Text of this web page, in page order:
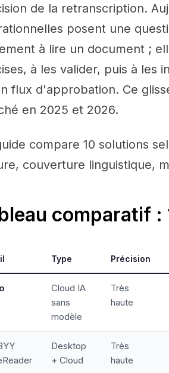
de la retranscription.
posent une
à lire un document ;
à les valider, puis à les
flux d'approbation. Ce
en 2025 et 2026.
compare 10 solutions
couverture linguistique,
comparatif :
Type Précision
Cloud IA
sans
modèle
Très
haute
Desktop
+ Cloud
Très
haute